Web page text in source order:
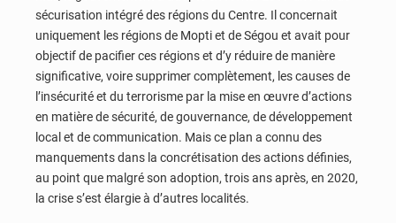
sécurisation intégré des régions du Centre. Il concernait
uniquement les régions de Mopti et de Ségou et avait pour
objectif de pacifier ces régions et d’y réduire de manière
significative, voire supprimer complètement, les causes de
l’insécurité et du terrorisme par la mise en œuvre d’actions
en matière de sécurité, de gouvernance, de développement
local et de communication. Mais ce plan a connu des
manquements dans la concrétisation des actions définies,
au point que malgré son adoption, trois ans après, en 2020,
la crise s’est élargie à d’autres localités.